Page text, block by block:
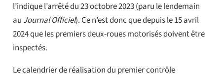
l’indique l’arrêté du 23 octobre 2023 (paru le lendemain
au Journal Officiel). Ce n’est donc que depuis le 15 avril
2024 que les premiers deux-roues motorisés doivent être
inspectés.
Le calendrier de réalisation du premier contrôle